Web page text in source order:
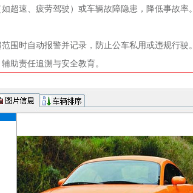
超速、疲劳驾驶）或车辆故障隐患，降低事故率。
围时自动报警并记录，防止公车私用或违规行驶。
助责任追溯与安全教育。